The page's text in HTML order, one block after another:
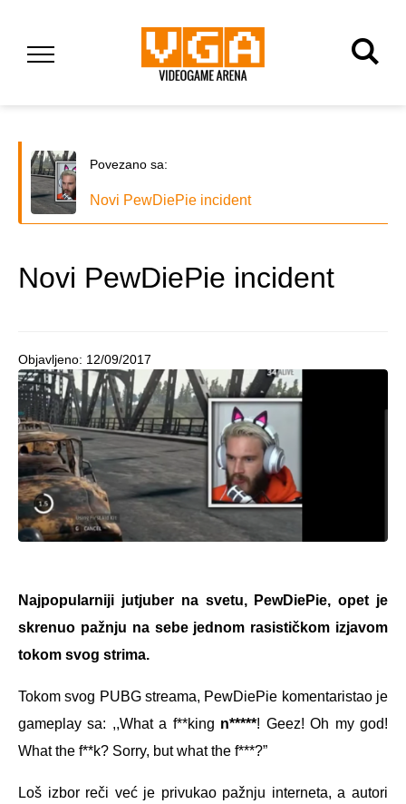
Povezano sa:
Novi PewDiePie incident
Novi PewDiePie incident
Objavljeno: 12/09/2017
Najpopularniji jutjuber na svetu, PewDiePie, opet je
skrenuo pažnju na sebe jednom rasističkom izjavom
tokom svog strima.
Tokom svog PUBG streama, PewDiePie komentaristao je
gameplay sa: ,,What a f**king n*****! Geez! Oh my god!
What the f**k? Sorry, but what the f***?”
Loš izbor reči već je privukao pažnju interneta, a autori